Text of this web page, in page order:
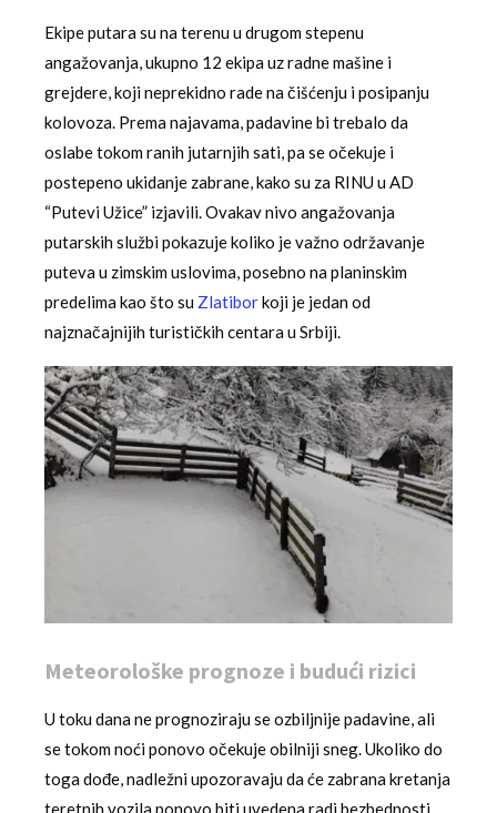
Ekipe putara su na terenu u drugom stepenu
angažovanja, ukupno 12 ekipa uz radne mašine i
grejdere, koji neprekidno rade na čišćenju i posipanju
kolovoza. Prema najavama, padavine bi trebalo da
oslabe tokom ranih jutarnjih sati, pa se očekuje i
postepeno ukidanje zabrane, kako su za RINU u AD
“Putevi Užice” izjavili. Ovakav nivo angažovanja
putarskih službi pokazuje koliko je važno održavanje
puteva u zimskim uslovima, posebno na planinskim
predelima kao što su Zlatiborkoji je jedan od
najznačajnijih turističkih centara u Srbiji.
Meteorološke prognoze i budući rizici
U toku dana ne prognoziraju se ozbiljnije padavine, ali
se tokom noći ponovo očekuje obilniji sneg. Ukoliko do
toga dođe, nadležni upozoravaju da će zabrana kretanja
teretnih vozila ponovo biti uvedena radi bezbednosti